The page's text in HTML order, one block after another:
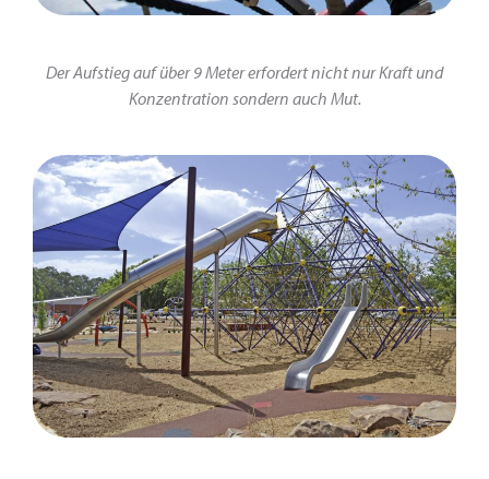
Der Aufstieg auf über 9 Meter erfordert nicht nur Kraft und
Konzentration sondern auch Mut.